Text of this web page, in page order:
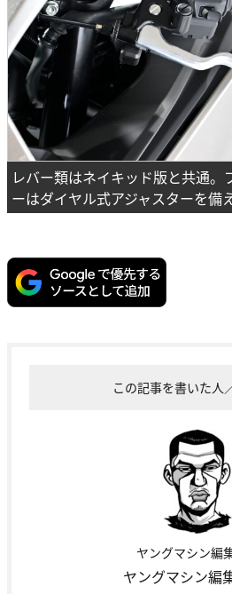
レバー類はネイキッド版と共通。
ーはダイヤル式アジャスターを備
この記事を書いた人
ヤングマシン編
ヤングマシン編